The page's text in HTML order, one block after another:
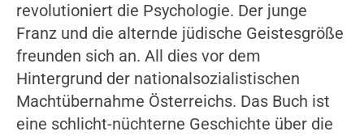
revolutioniert die Psychologie. Der junge
Franz und die alternde jüdische Geistesgröße
freunden sich an. All dies vor dem
Hintergrund der nationalsozialistischen
Machtübernahme Österreichs. Das Buch ist
eine schlicht-nüchterne Geschichte über die